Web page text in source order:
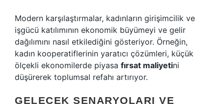
Modern karşılaştırmalar, kadınların girişimcilik ve
işgücü katılımının ekonomik büyümeyi ve gelir
dağılımını nasıl etkilediğini gösteriyor. Örneğin,
kadın kooperatiflerinin yaratıcı çözümleri, küçük
ölçekli ekonomilerde piyasa fırsat maliyetini
düşürerek toplumsal refahı artırıyor.
GELECEK SENARYOLARI VE